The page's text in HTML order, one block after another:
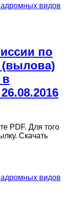
видов
по
PDF. Для того
Скачать
видов